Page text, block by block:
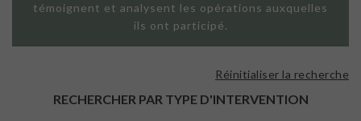
témoignent et analysent les opérations auxquelles
ils ont participé.
RECHERCHER PAR TYPE D'INTERVENTION
Réinitialiser la recherche